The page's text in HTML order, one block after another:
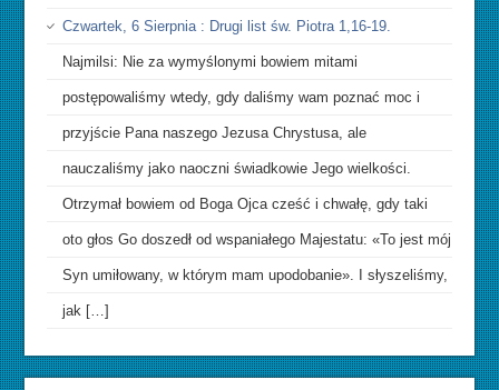
Czwartek, 6 Sierpnia : Drugi list św. Piotra 1,16-19.
Najmilsi: Nie za wymyślonymi bowiem mitami
postępowaliśmy wtedy, gdy daliśmy wam poznać moc i
przyjście Pana naszego Jezusa Chrystusa, ale
nauczaliśmy jako naoczni świadkowie Jego wielkości.
Otrzymał bowiem od Boga Ojca cześć i chwałę, gdy taki
oto głos Go doszedł od wspaniałego Majestatu: «To jest mój
Syn umiłowany, w którym mam upodobanie». I słyszeliśmy,
jak […]